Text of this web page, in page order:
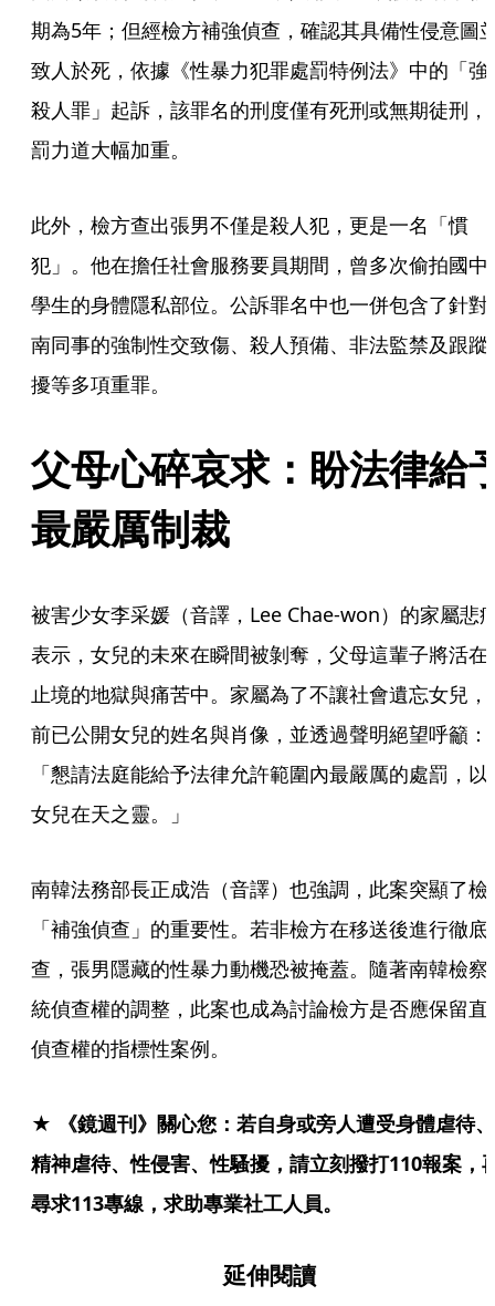
期為5年；但經檢方補強偵查，確認其具備性侵意圖
致人於死，依據《性暴力犯罪處罰特例法》中的「強
殺人罪」起訴，該罪名的刑度僅有死刑或無期徒刑，
罰力道大幅加重。
此外，檢方查出張男不僅是殺人犯，更是一名「慣
犯」。他在擔任社會服務要員期間，曾多次偷拍國中
學生的身體隱私部位。公訴罪名中也一併包含了針對
南同事的強制性交致傷、殺人預備、非法監禁及跟蹤
擾等多項重罪。
父母心碎哀求：盼法律給
最嚴厲制裁
被害少女李采媛（音譯，Lee Chae-won）的家屬悲
表示，女兒的未來在瞬間被剝奪，父母這輩子將活在
止境的地獄與痛苦中。家屬為了不讓社會遺忘女兒，
前已公開女兒的姓名與肖像，並透過聲明絕望呼籲：
「懇請法庭能給予法律允許範圍內最嚴厲的處罰，以
女兒在天之靈。」
南韓法務部長正成浩（音譯）也強調，此案突顯了檢
「補強偵查」的重要性。若非檢方在移送後進行徹底
查，張男隱藏的性暴力動機恐被掩蓋。隨著南韓檢察
統偵查權的調整，此案也成為討論檢方是否應保留直
偵查權的指標性案例。
★ 《鏡週刊》關心您：若自身或旁人遭受身體虐待、
精神虐待、性侵害、性騷擾，請立刻撥打110報案，
尋求113專線，求助專業社工人員。
延伸閱讀